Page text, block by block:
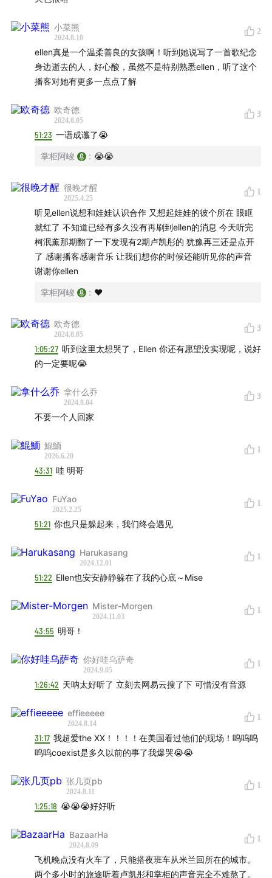
Beatles - Lucy In The Sky With Diamonds
卢凯彤 - 子弹
卢凯彤 - 只要美丽
Velvet Underground ft. Nico - I'll Be Your Mirror
岑宁儿 - fly
卧谈会GPS🧭
彭于晏 张震岳1 2
陶喆 王力宏 林宥嘉 杨宗纬
谢霆锋 关楚耀 黄家强
李克勤 吕方 雷颂德
苏永康 许志安 梁汉文
伍佰1 2 张楚 宋冬野
周华健 赵传 张信哲
张洪量 李泉 周传雄 林志炫
任贤齐 吴克群 黄义达
施鑫文月 地磁卡
裘德1 2 肖骏 安雨
女生宿舍
戴佩妮1 2周蕙
蔡健雅 蔡依林
莫文蔚 郑秀文
林忆莲 陈慧娴
杨乃文 陈珊妮 张悬1 2
黄龄 伊能静 黄圣依
容祖儿 周笔畅 张靓颖
雷光夏1
阿肆 朱婧汐
刘若英 张韶涵 徐怀钰
希林娜依·高
Band房见
新裤子 旅行团 Joyside
南拳妈妈
动力火车 张淇和黑豹
INNOUT NaraBara
Tokyo Ska Paradise Orchestra
小菜熊
2024.8.10
2
ellen真是一个温柔善良的女孩啊！听到她说写了一首歌纪念
身边逝去的人，好心酸，虽然不是特别熟悉ellen，听了这个
播客对她有更多一点点了解
欧奇德
2024.8.05
3
51:23 一语成谶了😭
掌柜阿峻 : 😭😭
很晚才醒
2025.4.25
1
听见ellen说想和娃娃认识合作 又想起娃娃的彼个所在 眼眶
就红了 不知道已经有多久没有再刷到ellen的消息 今天听完
柯泯薰那期翻了一下发现有2期卢凯彤的 犹豫再三还是点开
了 感谢播客感谢音乐 让我们想你的时候还能听见你的声音
谢谢你ellen
掌柜阿峻 : ❤️
欧奇德
2024.8.05
3
1:05:27 听到这里太想哭了，Ellen 你还有愿望没实现呢，说好
的一定要呢😭
拿什么乔
2024.8.04
3
不要一个人回家
鯤鮞
2026.6.20
1
43:31 哇 明哥
FuYao
2025.2.25
1
51:21 你也只是躲起来，我们终会遇见
Harukasang
2024.12.01
1
51:22 Ellen也安安静静躲在了我的心底～Mise
Mister-Morgen
2024.11.03
1
43:55 明哥！
你好哇乌萨奇
2024.9.05
1
1:26:42 天呐太好听了 立刻去网易云搜了下 可惜没有音源
effieeeee
2024.8.14
1
31:17 我超爱the XX！！！！在美国看过他们的现场！呜呜呜
呜呜coexist是多久以前的事了我爆哭😭😭
张几页pb
2024.8.11
1
1:25:18 😭😭😭好好听
BazaarHa
2024.8.09
1
飞机晚点没有火车了，只能搭夜班车从米兰回所在的城市。
两个多小时的旅途听着卢凯彤和掌柜的声音完全不难熬了。